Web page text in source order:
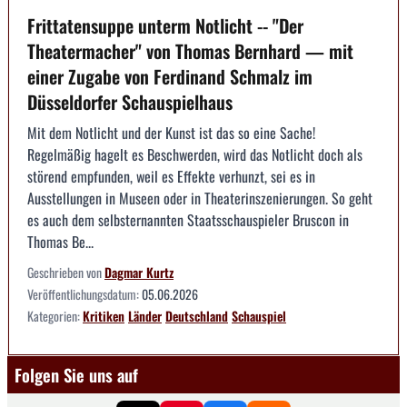
Frittatensuppe unterm Notlicht -- "Der
Theatermacher" von Thomas Bernhard — mit
einer Zugabe von Ferdinand Schmalz im
Düsseldorfer Schauspielhaus
Mit dem Notlicht und der Kunst ist das so eine Sache!
Regelmäßig hagelt es Beschwerden, wird das Notlicht doch als
störend empfunden, weil es Effekte verhunzt, sei es in
Ausstellungen in Museen oder in Theaterinszenierungen. So geht
es auch dem selbsternannten Staatsschauspieler Bruscon in
Thomas Be...
Geschrieben vonDagmar Kurtz
Veröffentlichungsdatum:05.06.2026
Kategorien:KritikenLänderDeutschlandSchauspiel
Folgen Sie uns auf